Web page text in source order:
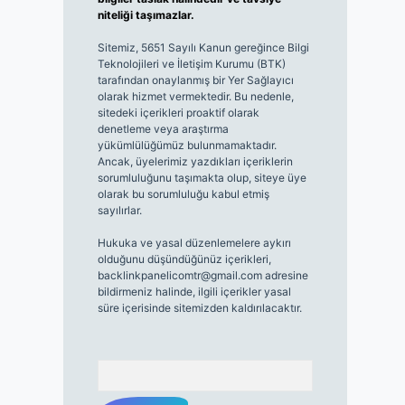
niteliği taşımazlar.
Sitemiz, 5651 Sayılı Kanun gereğince Bilgi
Teknolojileri ve İletişim Kurumu (BTK)
tarafından onaylanmış bir Yer Sağlayıcı
olarak hizmet vermektedir. Bu nedenle,
sitedeki içerikleri proaktif olarak
denetleme veya araştırma
yükümlülüğümüz bulunmamaktadır.
Ancak, üyelerimiz yazdıkları içeriklerin
sorumluluğunu taşımakta olup, siteye üye
olarak bu sorumluluğu kabul etmiş
sayılırlar.
Hukuka ve yasal düzenlemelere aykırı
olduğunu düşündüğünüz içerikleri,
backlinkpanelicomtr@gmail.comadresine
bildirmeniz halinde, ilgili içerikler yasal
süre içerisinde sitemizden kaldırılacaktır.